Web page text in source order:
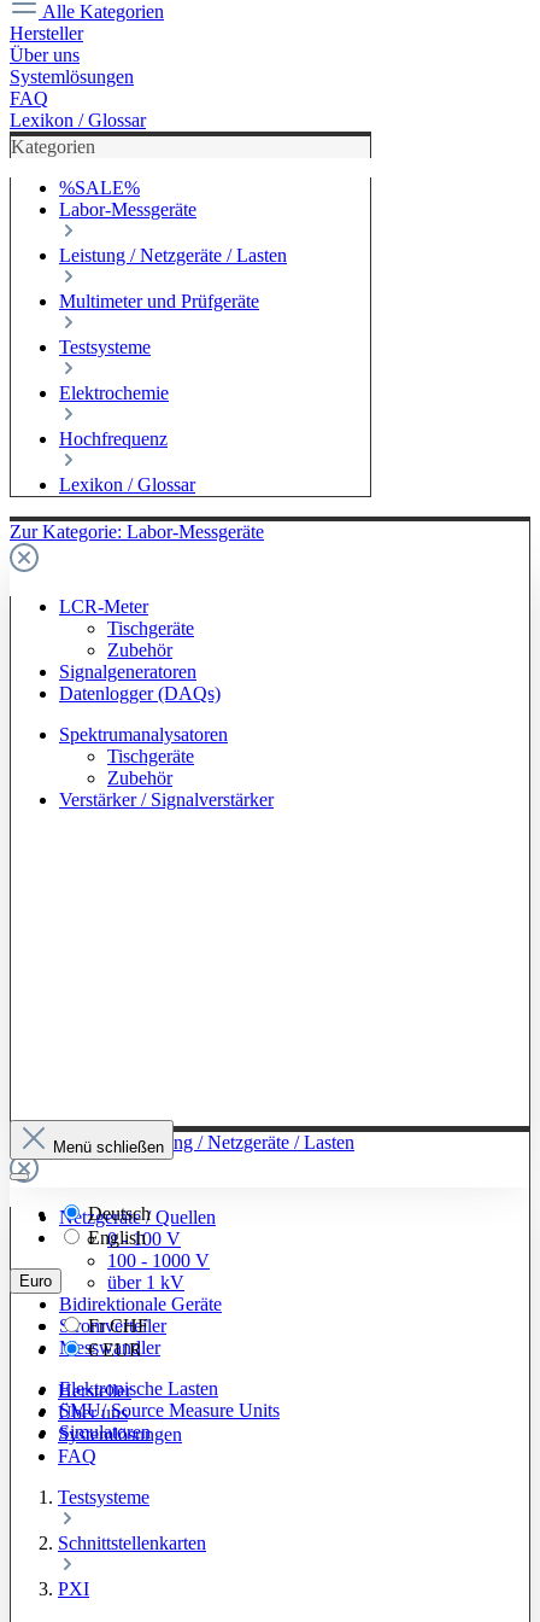
Alle Kategorien
Hersteller
Über uns
Systemlösungen
FAQ
Lexikon / Glossar
Kategorien
%SALE%
Labor-Messgeräte
Leistung / Netzgeräte / Lasten
Multimeter und Prüfgeräte
Testsysteme
Elektrochemie
Hochfrequenz
Lexikon / Glossar
Zur Kategorie: Labor-Messgeräte
LCR-Meter
Tischgeräte
Zubehör
Signalgeneratoren
Datenlogger (DAQs)
Spektrumanalysatoren
Tischgeräte
Zubehör
Verstärker / Signalverstärker
Zur Kategorie: Leistung / Netzgeräte / Lasten
Netzgeräte / Quellen
0 - 100 V
100 - 1000 V
über 1 kV
Bidirektionale Geräte
Stromverteiler
Messwandler
Elektronische Lasten
SMU/ Source Measure Units
Simulatoren
Menü schließen
Deutsch
English
Euro
FrCHF
€EUR
Hersteller
Über uns
Systemlösungen
FAQ
Testsysteme
Schnittstellenkarten
PXI